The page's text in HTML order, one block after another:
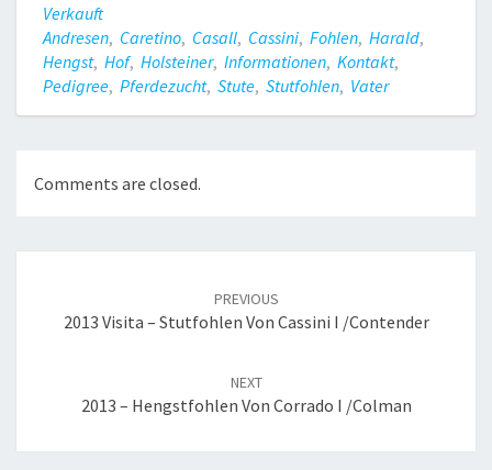
Verkauft
Andresen, Caretino, Casall, Cassini, Fohlen, Harald,
Hengst, Hof, Holsteiner, Informationen, Kontakt,
Pedigree, Pferdezucht, Stute, Stutfohlen, Vater
Comments are closed.
PREVIOUS
2013 Visita – Stutfohlen Von Cassini I /Contender
NEXT
2013 – Hengstfohlen Von Corrado I /Colman